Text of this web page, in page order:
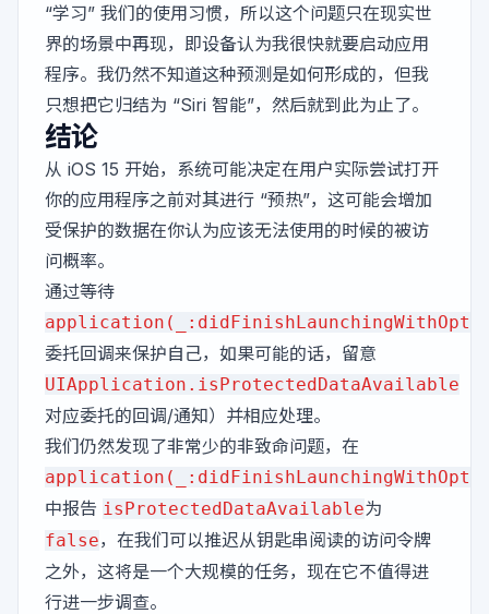
“学习” 我们的使用习惯，所以这个问题只在现实世
界的场景中再现，即设备认为我很快就要启动应用
程序。我仍然不知道这种预测是如何形成的，但我
只想把它归结为 “Siri 智能”，然后就到此为止了。
结论
从 iOS 15 开始，系统可能决定在用户实际尝试打开
你的应用程序之前对其进行 “预热”，这可能会增加
受保护的数据在你认为应该无法使用的时候的被访
问概率。
通过等待
委托回调来保护自己，如果可能的话，留意
UIApplication.isProtectedDataAvailable
对应委托的回调/通知）并相应处理。
我们仍然发现了非常少的非致命问题，在
中报告 isProtectedDataAvailable为
false，在我们可以推迟从钥匙串阅读的访问令牌
之外，这将是一个大规模的任务，现在它不值得进
行进一步调查。